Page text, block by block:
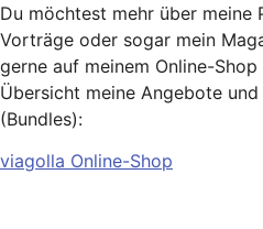
Du möchtest mehr über meine
Vorträge oder sogar mein
gerne auf meinem Online-
Übersicht meine Angebote
(Bundles):
viagolla Online-Shop